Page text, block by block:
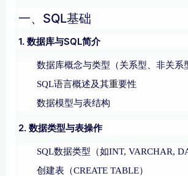
一、SQL基础
1. 数据库与SQL简介
数据库概念与类型（关系型、非关系
SQL语言概述及其重要性
数据模型与表结构
2. 数据类型与表操作
SQL数据类型（如INT, VARCHAR,
创建表（CREATE TABLE）